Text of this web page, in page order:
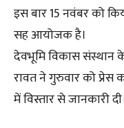
इस बार 15 नवंबर को
सह आयोजक है।
देवभूमि विकास संस्थान के
रावत ने गुरुवार को प्रेस
में विस्तार से जानकारी